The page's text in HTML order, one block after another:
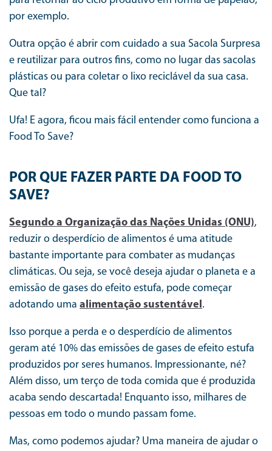
por exemplo.
Outra opção é abrir com cuidado a sua Sacola Surpresa
e reutilizar para outros fins, como no lugar das sacolas
plásticas ou para coletar o lixo reciclável da sua casa.
Que tal?
Ufa! E agora, ficou mais fácil entender como funciona a
Food To Save?
POR QUE FAZER PARTE DA FOOD TO
SAVE?
Segundo a Organização das Nações Unidas (ONU),
reduzir o desperdício de alimentos é uma atitude
bastante importante para combater as mudanças
climáticas. Ou seja, se você deseja ajudar o planeta e a
emissão de gases do efeito estufa, pode começar
adotando uma alimentação sustentável.
Isso porque a perda e o desperdício de alimentos
geram até 10% das emissões de gases de efeito estufa
produzidos por seres humanos. Impressionante, né?
Além disso, um terço de toda comida que é produzida
acaba sendo descartada! Enquanto isso, milhares de
pessoas em todo o mundo passam fome.
Mas, como podemos ajudar? Uma maneira de ajudar o